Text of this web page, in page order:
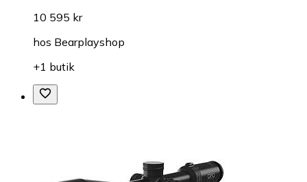
10 595 kr
hos Bearplayshop
+1 butik